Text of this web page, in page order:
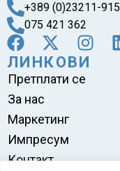
+389 (0)23211-915
075 421 362
ЛИНКОВИ
Претплати се
За нас
Маркетинг
Импресум
Контакт